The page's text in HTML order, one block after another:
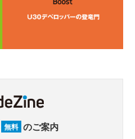
無料 のご案内